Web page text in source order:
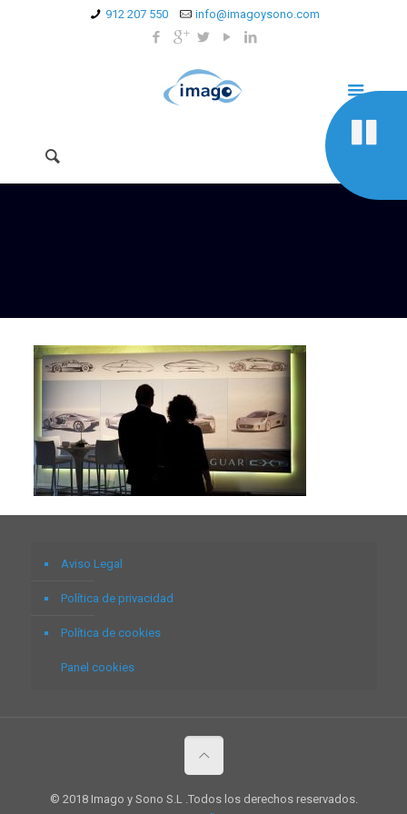
912 207 550 info@imagoysono.com
Aviso Legal
Política de privacidad
Política de cookies
Panel cookies
© 2018 Imago y Sono S.L .Todos los derechos reservados.